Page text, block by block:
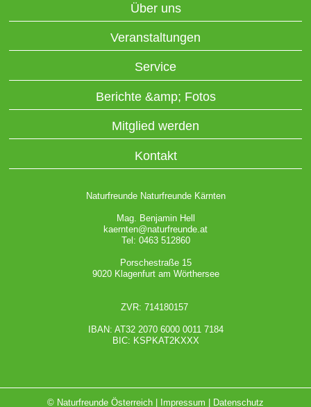
Über uns
Veranstaltungen
Service
Berichte &amp; Fotos
Mitglied werden
Kontakt
Naturfreunde Naturfreunde Kärnten
Mag. Benjamin Hell
kaernten@naturfreunde.at
Tel: 0463 512860
Porschestraße 15
9020 Klagenfurt am Wörthersee
ZVR: 714180157
IBAN: AT32 2070 6000 0011 7184
BIC: KSPKAT2KXXX
© Naturfreunde Österreich | Impressum Datenschutz